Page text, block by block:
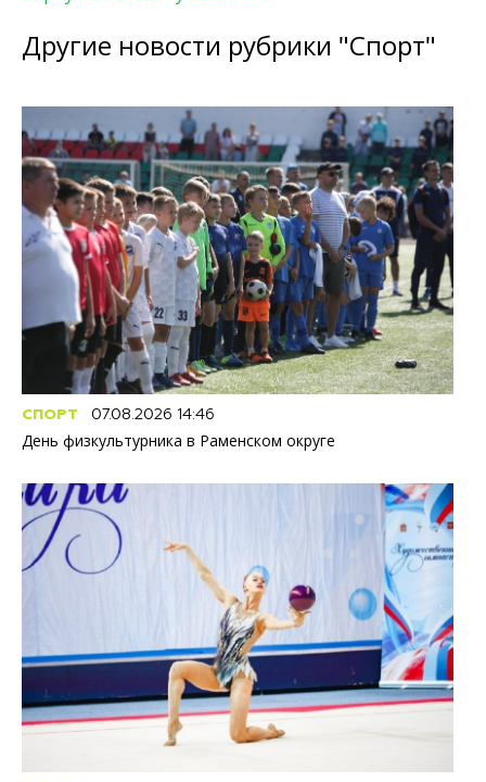
Другие новости рубрики "Спорт"
СПОРТ 07.08.2026 14:46
День физкультурника в Раменском округе